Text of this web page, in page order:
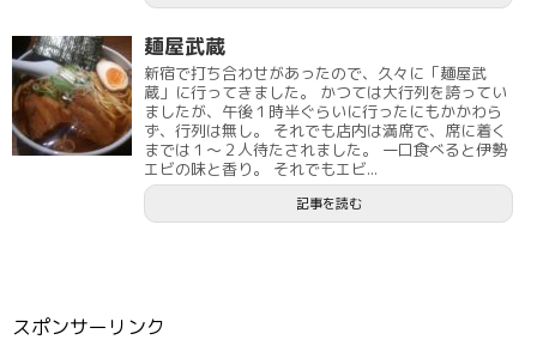
麺屋武蔵
新宿で打ち合わせがあったので、久々に「麺屋武
蔵」に行ってきました。 かつては大行列を誇ってい
ましたが、午後１時半ぐらいに行ったにもかかわら
ず、行列は無し。 それでも店内は満席で、席に着く
までは１～２人待たされました。 一口食べると伊勢
エビの味と香り。 それでもエビ...
記事を読む
スポンサーリンク